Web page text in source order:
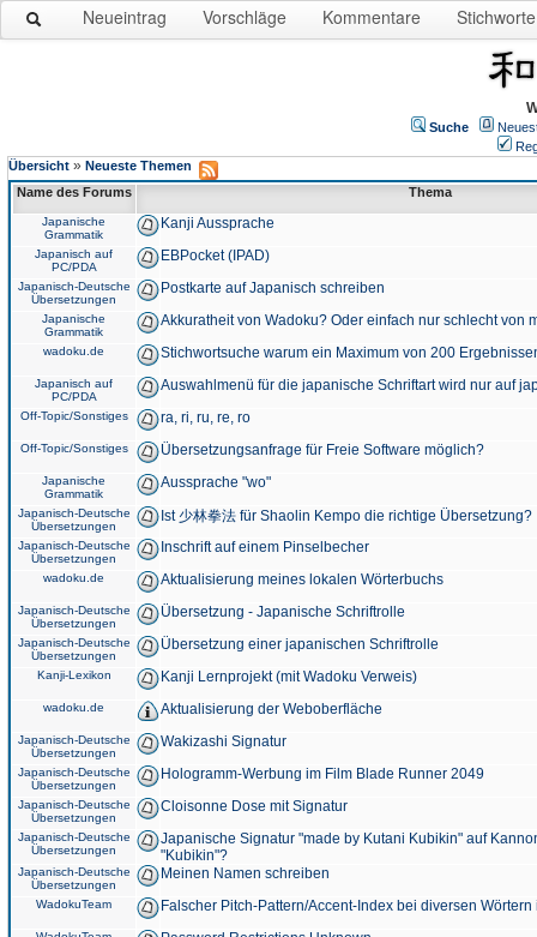
Neueintrag Vorschläge Kommentare Stichworte
Suche
Übersicht » Neueste Themen
Name des Forums
Thema
Japanische
Grammatik
Kanji Aussprache
Japanisch auf
PC/PDA
EBPocket (IPAD)
Japanisch-Deutsche
Übersetzungen
Postkarte auf Japanisch schreiben
Japanische
Grammatik
Akkuratheit von Wadoku? Oder einfach nur schlecht von
wadoku.de Stichwortsuche warum ein Maximum von 200
Japanisch auf
PC/PDA
Auswahlmenü für die japanische Schriftart wird nur auf
Off-Topic/Sonstiges ra, ri, ru, re, ro
Off-Topic/Sonstiges Übersetzungsanfrage für Freie Software möglich?
Japanische
Grammatik
Aussprache "wo"
Japanisch-Deutsche
Übersetzungen
Ist 少林拳法 für Shaolin Kempo die richtige Übersetzung?
Japanisch-Deutsche
Übersetzungen
Inschrift auf einem Pinselbecher
wadoku.de Aktualisierung meines lokalen Wörterbuchs
Japanisch-Deutsche
Übersetzungen
Übersetzung - Japanische Schriftrolle
Japanisch-Deutsche
Übersetzungen
Übersetzung einer japanischen Schriftrolle
Kanji-Lexikon Kanji Lernprojekt (mit Wadoku Verweis)
wadoku.de Aktualisierung der Weboberfläche
Japanisch-Deutsche
Übersetzungen
Wakizashi Signatur
Japanisch-Deutsche
Übersetzungen
Hologramm-Werbung im Film Blade Runner 2049
Japanisch-Deutsche
Übersetzungen
Cloisonne Dose mit Signatur
Japanisch-Deutsche
Übersetzungen
Japanische Signatur "made by Kutani Kubikin" auf
"Kubikin"?
Japanisch-Deutsche
Übersetzungen
Meinen Namen schreiben
WadokuTeam Falscher Pitch-Pattern/Accent-Index bei diversen